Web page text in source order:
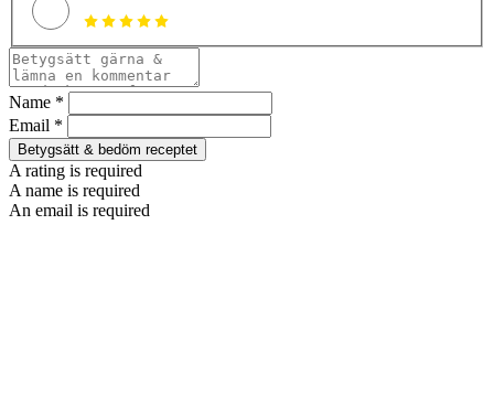
Name *
Email *
Betygsätt & bedöm receptet
A rating is required
A name is required
An email is required